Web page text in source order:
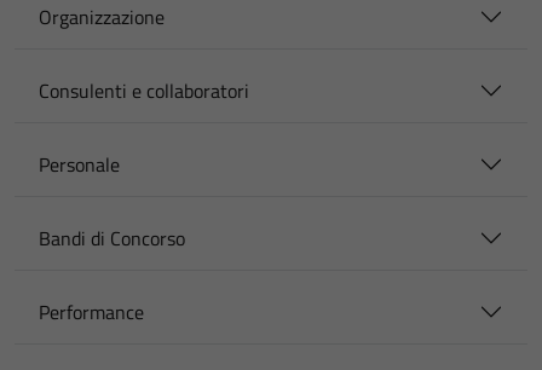
Organizzazione
Consulenti e collaboratori
Personale
Bandi di Concorso
Performance